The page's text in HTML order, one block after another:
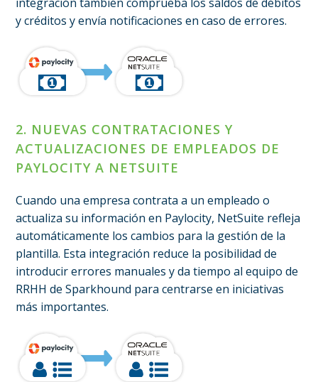
y créditos y envía notificaciones en caso de errores.
2. NUEVAS CONTRATACIONES Y
ACTUALIZACIONES DE EMPLEADOS DE
PAYLOCITY A NETSUITE
Cuando una empresa contrata a un empleado o
actualiza su información en Paylocity, NetSuite refleja
automáticamente los cambios para la gestión de la
plantilla. Esta integración reduce la posibilidad de
introducir errores manuales y da tiempo al equipo de
RRHH de Sparkhound para centrarse en iniciativas
más importantes.